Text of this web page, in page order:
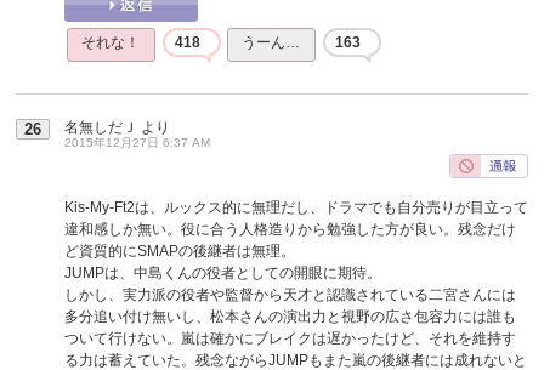
それな！ 418 うーん… 163
26 名無しだＪ より
2015年12月27日 6:37 AM
Kis-My-Ft2は、ルックス的に無理だし、ドラマでも自分売りが目立って
違和感しか無い。役に合う人格造りから勉強した方が良い。残念だけ
ど資質的にSMAPの後継者は無理。
JUMPは、中島くんの役者としての開眼に期待。
しかし、実力派の役者や監督から天才と認識されている二宮さんには
多分追い付け無いし、松本さんの演出力と視野の広さ包容力には誰も
ついて行けない。嵐は確かにブレイクは遅かったけど、それを維持す
る力は蓄えていた。残念ながらJUMPもまた嵐の後継者には成れないと